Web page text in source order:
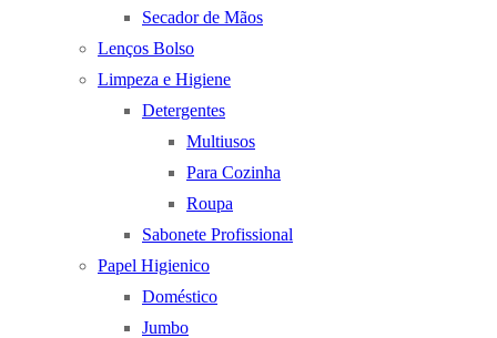
Secador de Mãos
Lenços Bolso
Limpeza e Higiene
Detergentes
Multiusos
Para Cozinha
Roupa
Sabonete Profissional
Papel Higienico
Doméstico
Jumbo